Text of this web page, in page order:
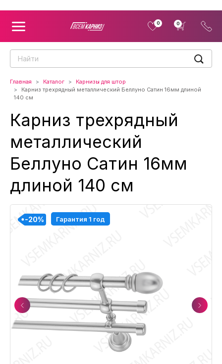
0 0
Главная Каталог
Карнизы для штор
Карниз трехрядный металлический Беллуно Сатин 16мм длиной
140 см
Карниз трехрядный
металлический
Беллуно Сатин 16мм
длиной 140 см
Previous
-20% Гарантия 1 год
-20%
-20%
-20%
Next